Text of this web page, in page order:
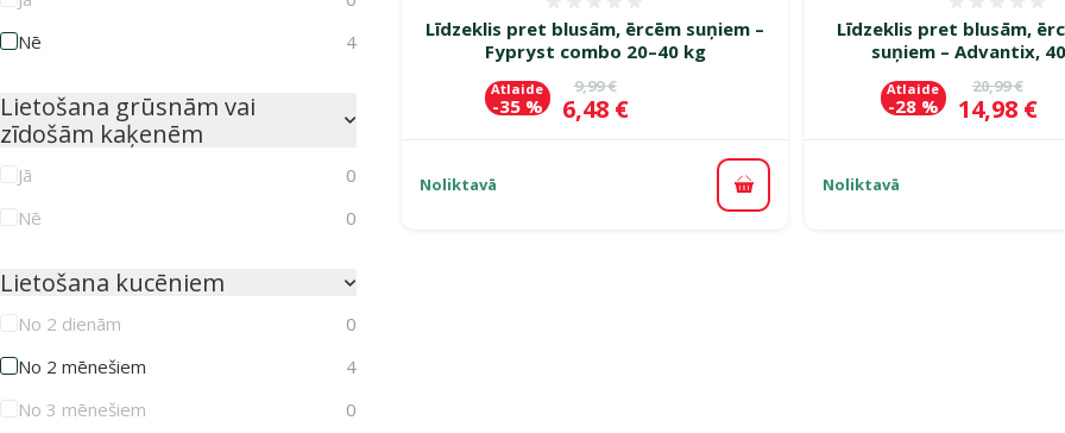
Nē
4
Lietošana grūsnām vai
zīdošām kaķenēm
Jā
0
Nē
0
Lietošana kucēniem
No 2 dienām
0
No 2 mēnešiem
4
No 3 mēnešiem
0
Līdzeklis pret blusām, ērcēm suņiem –
Fypryst combo 20–40 kg
Oriģinālā cena
9,99 €
Cena
6,48 €
Atlaide
-35 %
Noliktavā Pievienot grozam
Līdzeklis pret blusām,
suņiem – Advantix,
Oriģinālā
20,99 €
Cena
14,98 €
Atlaide
-28 %
Noliktavā